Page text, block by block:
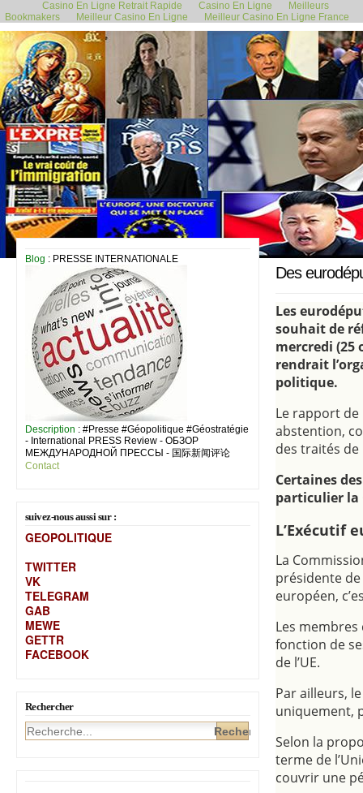
Casino En Ligne Retrait Rapide Casino En Ligne
Meilleurs
Bookmakers
Meilleur Casino En Ligne Meilleur Casino En Ligne France
Blog : PRESSE INTERNATIONALE
Description : #Presse #Géopolitique #Géostratégie
- International PRESS Review - ОБЗОР
МЕЖДУНАРОДНОЙ ПРЕССЫ - 国际新闻评论
Contact
suivez-nous aussi sur :
GEOPOLITIQUE
TWITTER
VK
TELEGRAM
GAB
MEWE
GETTR
FACEBOOK
Rechercher
26 octobre 2023
Des
Les
souhait de
mercredi
rendrait
politique.
Le rapport
abstention,
des traités de
Certaines
particulier la
L’Exécutif
La
présidente
européen,
Les
fonction de
de l’UE.
Par ailleurs,
uniquement,
Selon la
terme de
couvrir une